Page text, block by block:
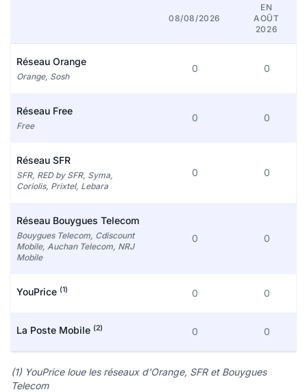
08/08/2026
EN
AOÛT
2026
Réseau Orange
Orange, Sosh
0 0
Réseau Free
Free
0 0
Réseau SFR
SFR, RED by SFR, Syma,
Coriolis, Prixtel, Lebara
0 0
Réseau Bouygues Telecom
Bouygues Telecom, Cdiscount
Mobile, Auchan Telecom, NRJ
Mobile
0 0
YouPrice (1) 0 0
La Poste Mobile (2) 0 0
(1) YouPrice loue les réseaux d'Orange, SFR et Bouygues
Telecom